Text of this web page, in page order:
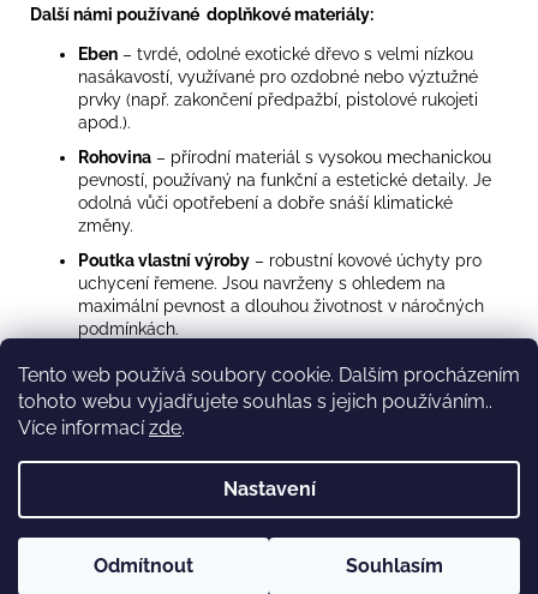
Tento web používá soubory cookie. Dalším procházením
tohoto webu vyjadřujete souhlas s jejich používáním..
Více informacízde.
Nastavení
Odmítnout Souhlasím
Další námi používané doplňkové materiály:
Eben – tvrdé, odolné exotické dřevo s velmi nízkou
nasákavostí, využívané pro ozdobné nebo výztužné
prvky (např. zakončení předpažbí, pistolové rukojeti
apod.).
Rohovina – přírodní materiál s vysokou mechanickou
pevností, používaný na funkční a estetické detaily. Je
odolná vůči opotřebení a dobře snáší klimatické
změny.
Poutka vlastní výroby – robustní kovové úchyty pro
uchycení řemene. Jsou navrženy s ohledem na
maximální pevnost a dlouhou životnost v náročných
podmínkách.
Gumová botka
– ergonomicky tvarovaná koncovka
pažby z kvalitní gumy. Výrazně snižuje zpětný ráz a
přispívá k pohodlí při střelbě. Výrobek je námi vyvíjen
a vyráběn interně.
Copyright 2026Puškařství HALUZA. Všechna práva